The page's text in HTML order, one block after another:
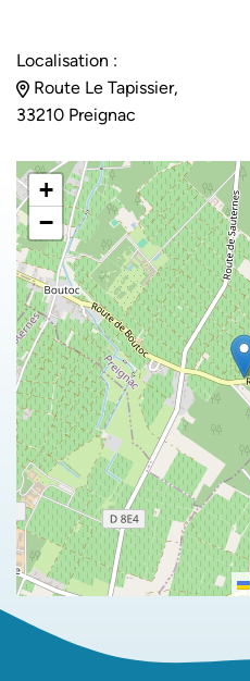
Localisation :
Route Le Tapissier,
33210 Preignac
+
−